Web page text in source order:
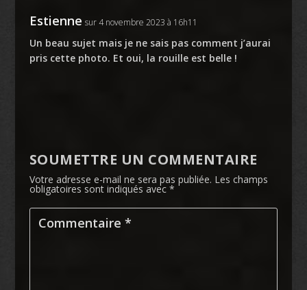
Estienne sur 4 novembre 2023 à 16h11
Un beau sujet mais je ne sais pas comment j’aurai
pris cette photo. Et oui, la rouille est belle !
SOUMETTRE UN COMMENTAIRE
Votre adresse e-mail ne sera pas publiée. Les champs
obligatoires sont indiqués avec *